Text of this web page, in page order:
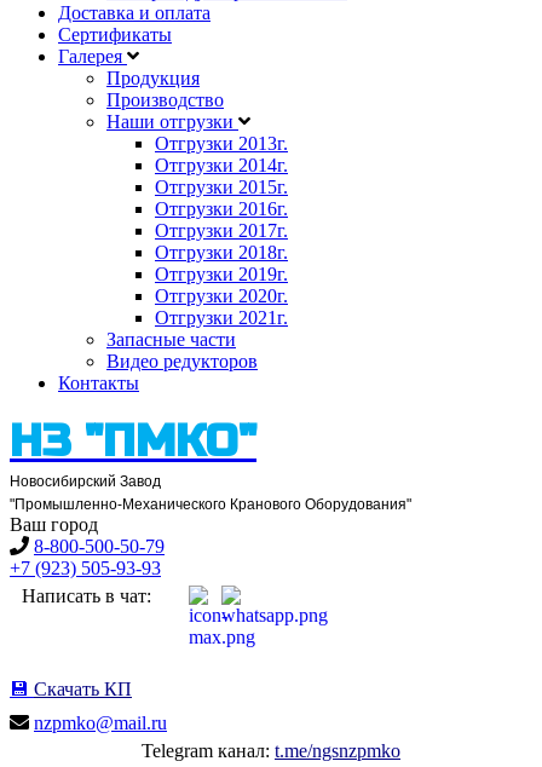
Доставка и оплата
Сертификаты
Галерея
Продукция
Производство
Наши отгрузки
Отгрузки 2013г.
Отгрузки 2014г.
Отгрузки 2015г.
Отгрузки 2016г.
Отгрузки 2017г.
Отгрузки 2018г.
Отгрузки 2019г.
Отгрузки 2020г.
Отгрузки 2021г.
Запасные части
Видео редукторов
Контакты
НЗ "ПМКО"
Новосибирский Завод
"Промышленно-Механического Кранового Оборудования"
Ваш город
8-800-500-50-79
+7 (923) 505-93-93
Написать в чат:
💾 Скачать КП
nzpmko@mail.ru
Telegram канал: t.me/ngsnzpmko